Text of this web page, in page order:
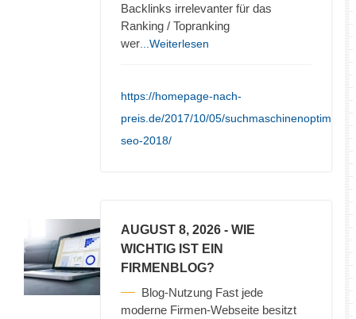
Backlinks irrelevanter für das
Ranking / Topranking
wer ...Weiterlesen
https://homepage-nach-
preis.de/2017/10/05/
seo-2018/
AUGUST 8, 2026 - WIE
WICHTIG IST EIN
FIRMENBLOG?
Blog-Nutzung Fast jede
moderne Firmen-Webseite besitzt